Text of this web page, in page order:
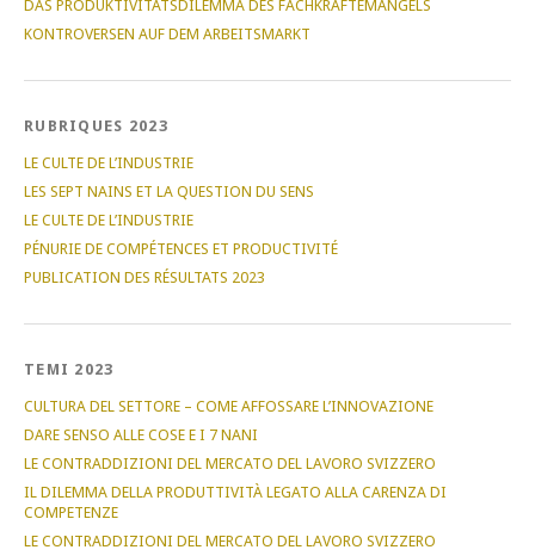
DAS PRODUKTIVITÄTSDILEMMA DES FACHKRÄFTEMANGELS
KONTROVERSEN AUF DEM ARBEITSMARKT
RUBRIQUES 2023
LE CULTE DE L’INDUSTRIE
LES SEPT NAINS ET LA QUESTION DU SENS
LE CULTE DE L’INDUSTRIE
PÉNURIE DE COMPÉTENCES ET PRODUCTIVITÉ
PUBLICATION DES RÉSULTATS 2023
TEMI 2023
CULTURA DEL SETTORE – COME AFFOSSARE L’INNOVAZIONE
DARE SENSO ALLE COSE E I 7 NANI
LE CONTRADDIZIONI DEL MERCATO DEL LAVORO SVIZZERO
IL DILEMMA DELLA PRODUTTIVITÀ LEGATO ALLA CARENZA DI
COMPETENZE
LE CONTRADDIZIONI DEL MERCATO DEL LAVORO SVIZZERO